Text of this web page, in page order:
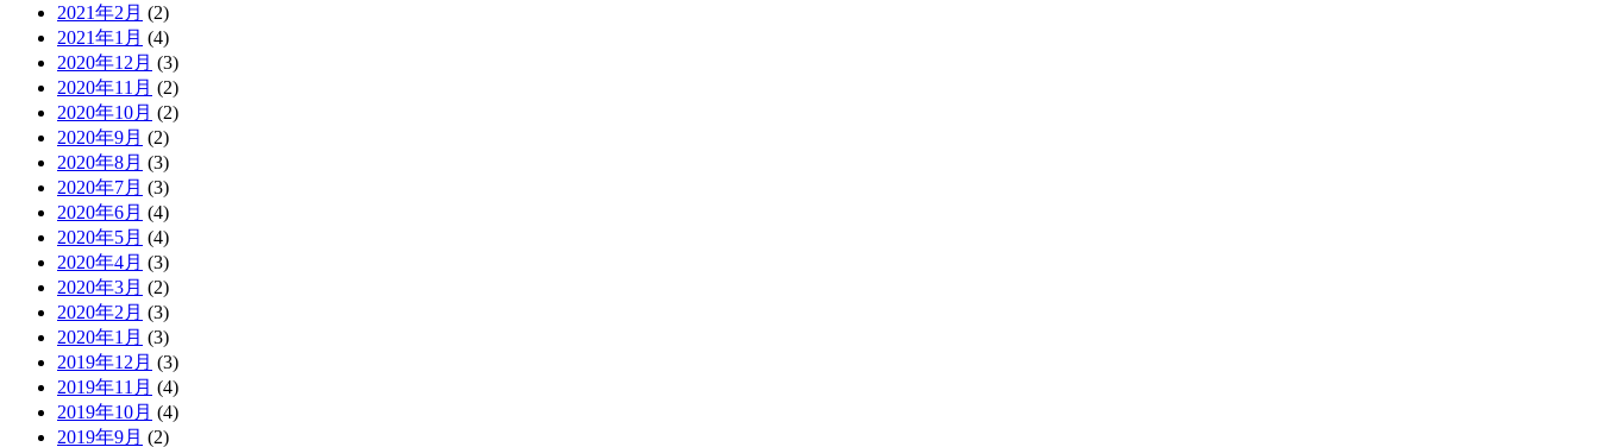
2021年2月 (2)
2021年1月 (4)
2020年12月 (3)
2020年11月 (2)
2020年10月 (2)
2020年9月 (2)
2020年8月 (3)
2020年7月 (3)
2020年6月 (4)
2020年5月 (4)
2020年4月 (3)
2020年3月 (2)
2020年2月 (3)
2020年1月 (3)
2019年12月 (3)
2019年11月 (4)
2019年10月 (4)
2019年9月 (2)